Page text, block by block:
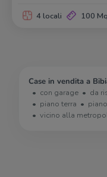
4 locali 100 Mq
Case in vendita a
con garage
da
piano terra
vicino alla